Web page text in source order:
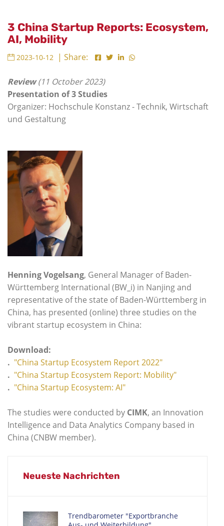
3 China Startup Reports: Ecosystem,
AI, Mobility
2023-10-12 | Share:
Review(11 October 2023)
Presentation of 3 Studies
Organizer: Hochschule Konstanz - Technik, Wirtschaft
und Gestaltung
Henning Vogelsang, General Manager of Baden-
Württemberg International (BW_i) in Nanjing and
representative of the state of Baden-Württemberg in
China, has presented (online) three studies on the
vibrant startup ecosystem in China:
Download:
. "China Startup Ecosystem Report 2022"
. "China Startup Ecosystem Report: Mobility"
. "China Startup Ecosystem: AI"
The studies were conducted by CIMK, an Innovation
Intelligence and Data Analytics Company based in
China (CNBW member).
Neueste Nachrichten
Trendbarometer "Exportbranche